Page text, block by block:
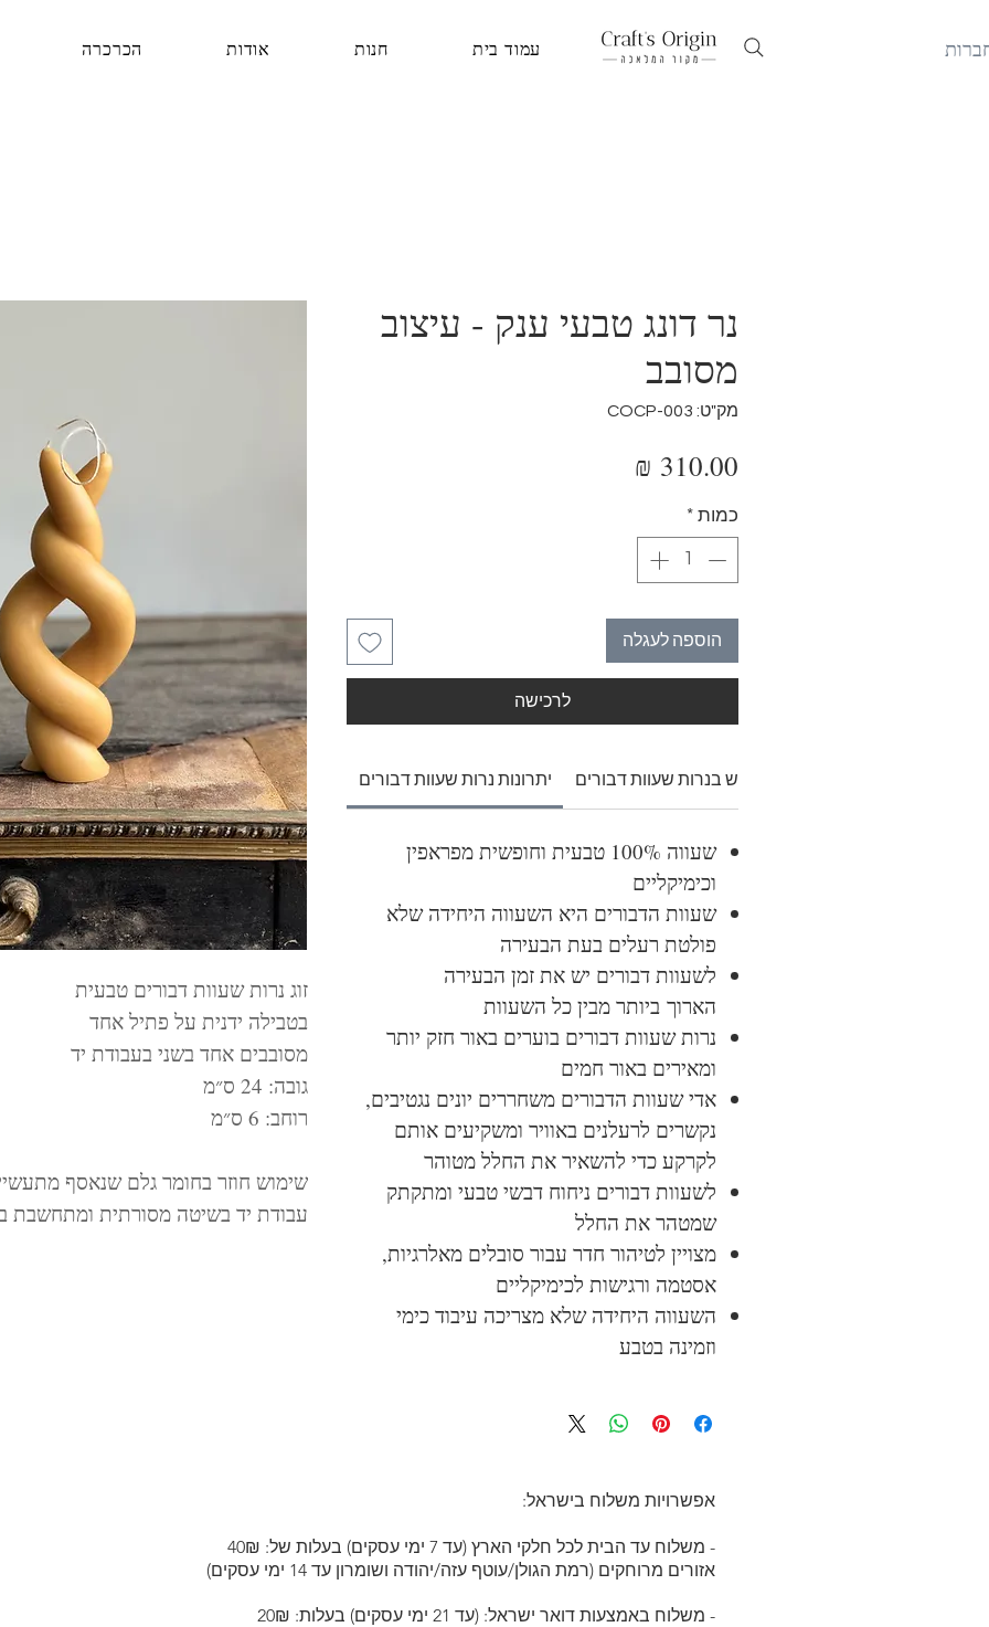
עמוד בית חנות אודות הכרכרה
זוג נרות שעוות דבורים טבעית
בטבילה ידנית על פתיל אחד
מסובבים אחד בשני בעבודת יד
גובה: 24 ס״מ
רוחב: 6 ס״מ
שימוש חוזר בחומר גלם שנאסף
עבודת יד בשיטה מסורתית ומתחשבת
נר דונג טבעי ענק - עיצוב
מסובב
מק"ט: COCP-003
כמות *
הוספה לעגלה
לרכישה
יתרונות נרות שעוות דבורים איך להשתמש בנרות שעוות דבורים
שעווה 100% טבעית וחופשית מפראפין
וכימיקליים
שעוות הדבורים היא השעווה היחידה שלא
פולטת רעלים בעת הבעירה
לשעוות דבורים יש את זמן הבעירה
הארוך ביותר מבין כל השעוות
נרות שעוות דבורים בוערים באור חזק יותר
ומאירים באור חמים
אדי שעוות הדבורים משחררים יונים נגטיבים,
נקשרים לרעלנים באוויר ומשקיעים אותם
לקרקע כדי להשאיר את החלל מטוהר
לשעוות דבורים ניחוח דבשי טבעי ומתקתק
שמטהר את החלל
מצויין לטיהור חדר עבור סובלים מאלרגיות,
אסטמה ורגישות לכימיקליים
השעווה היחידה שלא מצריכה עיבוד כימי
וזמינה בטבע
אפשרויות משלוח בישראל:
- משלוח עד הבית לכל חלקי הארץ (עד 7 ימי עסקים) בעל
ות של: 40₪
אזורים מרוחקים (רמת הגולן/עוטף עזה/יהודה ושומרון עד 14 ימי עסקים)
- משלוח באמצעות דואר ישראל: (עד 21 ימי עסקים) בעלות: 20₪